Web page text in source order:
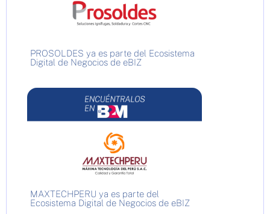
PROSOLDES ya es parte del Ecosistema
Digital de Negocios de eBIZ
MAXTECHPERU ya es parte del
Ecosistema Digital de Negocios de eBIZ